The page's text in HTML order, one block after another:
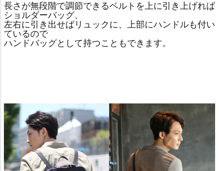
長さが無段階で調節できるベルトを上に引き上げれば
ショルダーバッグ、
左右に引き出せばリュックに、上部にハンドルも付い
ているので
ハンドバッグとして持つこともできます。